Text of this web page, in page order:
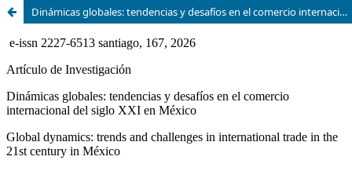
Dinámicas globales: tendencias y desafíos en el comercio internacional del siglo XXI en México